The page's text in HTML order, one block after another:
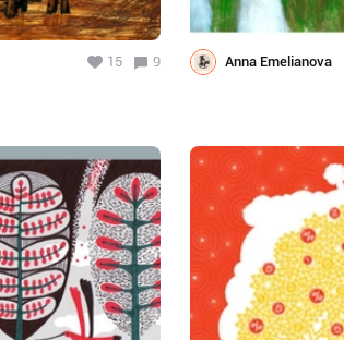
15 9 Anna Emelianova